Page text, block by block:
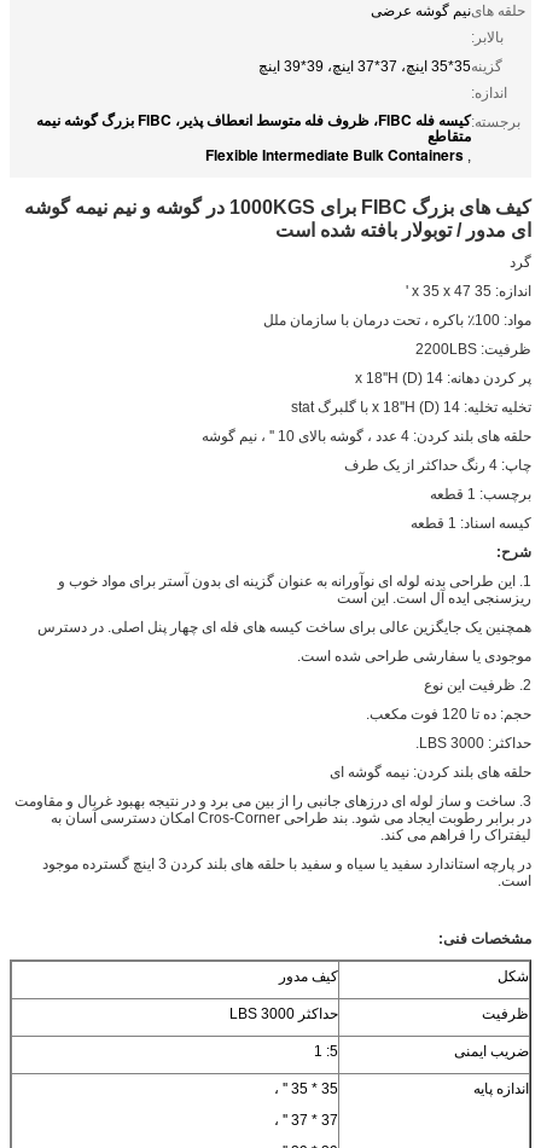
حلقه های
بالابر:
نیم گوشه عرضی
گزینه
اندازه:
35*35 اینچ، 37*37 اینچ، 39*39 اینچ
برجسته: کیسه فله FIBC، ظروف فله متوسط ​​انعطاف پذیر، FIBC بزرگ گوشه نیمه
متقاطع
,
Flexible Intermediate Bulk Containers
کیف های بزرگ FIBC برای 1000KGS در گوشه و نیم نیمه گوشه
ای مدور / توبولار بافته شده است
گرد
اندازه: 35 x 35 x 47 '
مواد: 100٪ باکره ، تحت درمان با سازمان ملل
ظرفیت: 2200LBS
پر کردن دهانه: 14 (D) x 18''H
تخلیه تخلیه: 14 (D) x 18''H با گلبرگ stat
حلقه های بلند کردن: 4 عدد ، گوشه بالای 10 '' ، نیم گوشه
چاپ: 4 رنگ حداکثر از یک طرف
برچسب: 1 قطعه
کیسه اسناد: 1 قطعه
شرح:
1. این طراحی بدنه لوله ای نوآورانه به عنوان گزینه ای بدون آستر برای مواد خوب و
ریزسنجی ایده آل است. این است
همچنین یک جایگزین عالی برای ساخت کیسه های فله ای چهار پنل اصلی. در دسترس
موجودی یا سفارشی طراحی شده است.
2. ظرفیت این نوع
حجم: ده تا 120 فوت مکعب.
حداکثر: 3000 LBS.
حلقه های بلند کردن: نیمه گوشه ای
3. ساخت و ساز لوله ای درزهای جانبی را از بین می برد و در نتیجه بهبود غربال و مقاومت
در برابر رطوبت ایجاد می شود. بند طراحی Cros-Corner امکان دسترسی آسان به
لیفتراک را فراهم می کند.
در پارچه استاندارد سفید یا سیاه و سفید با حلقه های بلند کردن 3 اینچ گسترده موجود
است.
مشخصات فنی:
شکل کیف مدور
ظرفیت حداکثر 3000 LBS
ضریب ایمنی 5: 1
اندازه پایه
35 * 35 '' ،
37 * 37 '' ،